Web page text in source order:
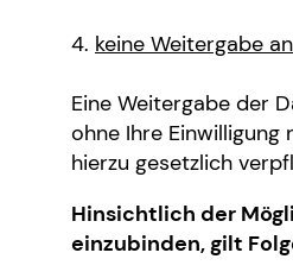
keine Weitergabe
Eine Weitergabe der
ohne Ihre Einwilligung
hierzu gesetzlich
Hinsichtlich der
einzubinden, gilt